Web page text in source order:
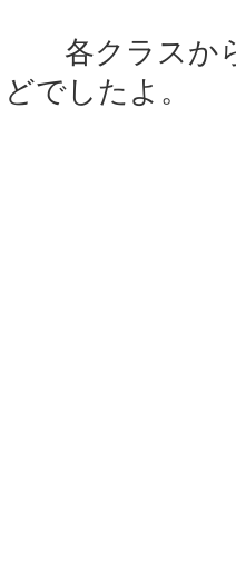
各クラスから
どでしたよ。